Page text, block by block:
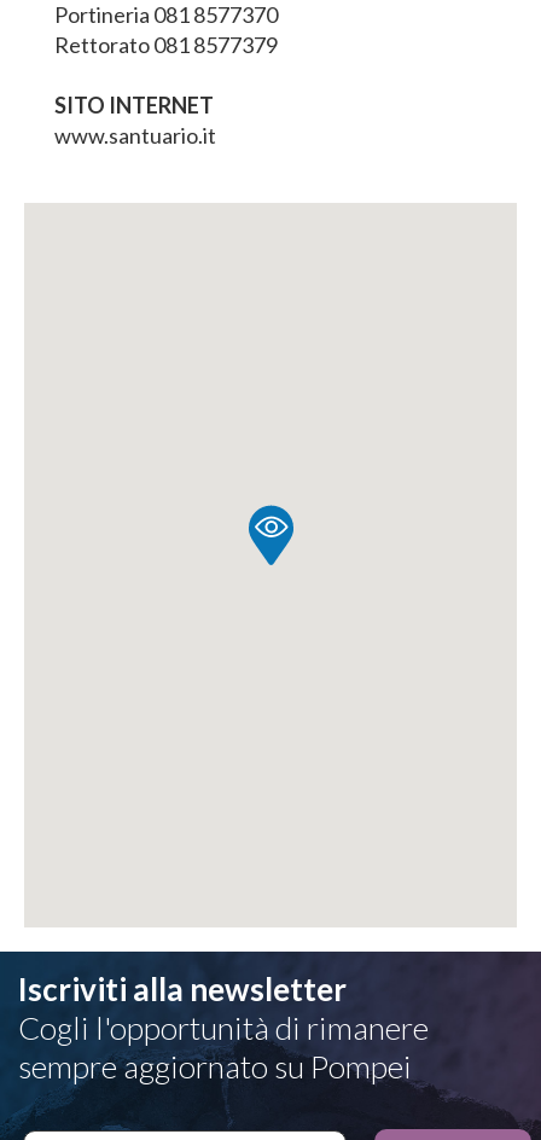
Portineria 081 8577370
Rettorato 081 8577379
SITO INTERNET
www.santuario.it
Iscriviti alla newsletter
Cogli l'opportunità di rimanere
sempre aggiornato su Pompei